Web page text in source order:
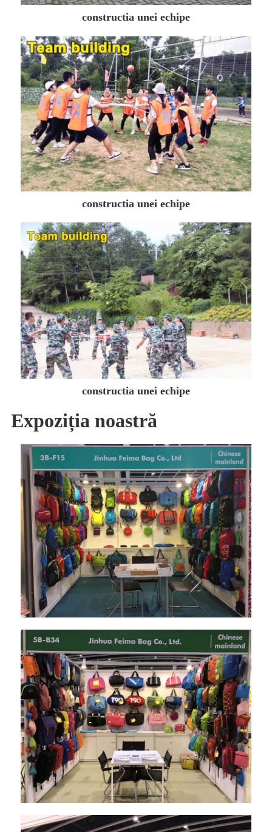
constructia unei echipe
constructia unei echipe
constructia unei echipe
Expoziția noastră